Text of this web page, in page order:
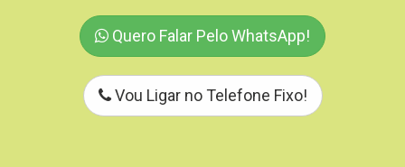
Quero Falar Pelo WhatsApp!
Vou Ligar no Telefone Fixo!